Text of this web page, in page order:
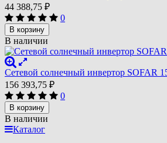
44 388,75 ₽
0
В корзину
В наличии
Сетевой солнечный инвертор SOFAR
156 393,75 ₽
0
В корзину
В наличии
Каталог